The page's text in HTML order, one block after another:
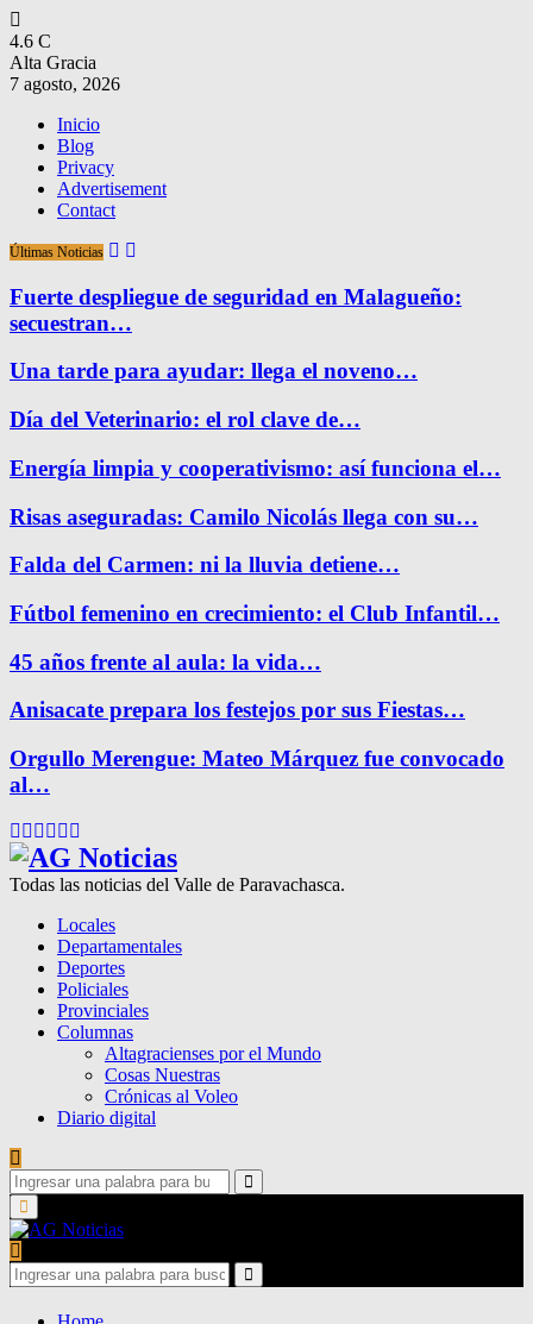
4.6 C
Alta Gracia
7 agosto, 2026
Inicio
Blog
Privacy
Advertisement
Contact
Últimas Noticias
Fuerte despliegue de seguridad en Malagueño:
secuestran…
Una tarde para ayudar: llega el noveno…
Día del Veterinario: el rol clave de…
Energía limpia y cooperativismo: así funciona el…
Risas aseguradas: Camilo Nicolás llega con su…
Falda del Carmen: ni la lluvia detiene…
Fútbol femenino en crecimiento: el Club Infantil…
45 años frente al aula: la vida…
Anisacate prepara los festejos por sus Fiestas…
Orgullo Merengue: Mateo Márquez fue convocado
al…
Facebook
Twitter
Instagram
Pinterest
Google
Todas las noticias del Valle de Paravachasca.
Locales
Departamentales
Deportes
Policiales
Provinciales
Columnas
Altagracienses por el Mundo
Cosas Nuestras
Crónicas al Voleo
Diario digital
Search
for:
Search
Primary
Menu
Search
for:
Search